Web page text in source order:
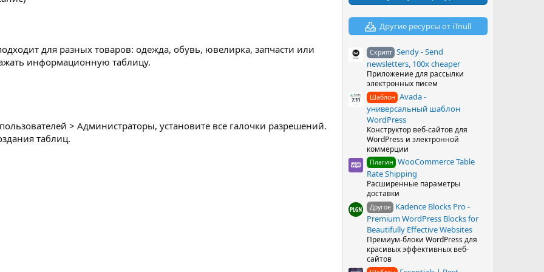
для разных товаров: одежда, обувь, ювелирка, запчасти или
информационную таблицу.
> Администраторы, установите все галочки разрешений.
таблиц.
в
з
д
Другие ресурсы от iTnull
Скрипт Sendy - Send
newsletters, 100x cheaper
Приложение для рассылки
электронных писем
Шаблон Avada -
универсальный шаблон
WordPress
Конструктор веб-сайтов для
WordPress и электронной
коммерции
Плагин WooCommerce Table
Rate Shipping
Расширенные параметры
доставки
Другое Kadence Blocks Pro -
Premium WordPress Blocks for
Beautifully Effective Websites
Премиум-блоки WordPress для
красивых эффективных веб-
сайтов